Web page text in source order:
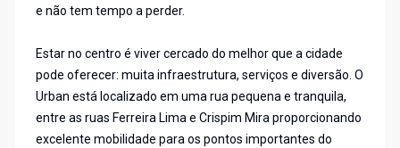
e não tem tempo a perder.
Estar no centro é viver cercado do melhor que a cidade
pode oferecer: muita infraestrutura, serviços e diversão. O
Urban está localizado em uma rua pequena e tranquila,
entre as ruas Ferreira Lima e Crispim Mira proporcionando
excelente mobilidade para os pontos importantes do